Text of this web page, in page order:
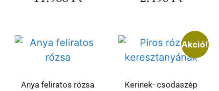
Anya feliratos rózsa
Akció!
Kerinek- csodaszép